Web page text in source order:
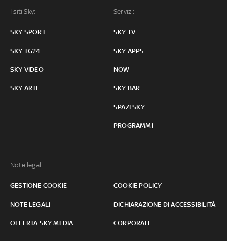
I siti Sky:
SKY SPORT
SKY TG24
SKY VIDEO
SKY ARTE
Servizi:
SKY TV
SKY APPS
NOW
SKY BAR
SPAZI SKY
PROGRAMMI
Note legali:
GESTIONE COOKIE COOKIE POLICY
NOTE LEGALI DICHIARAZIONE DI ACCESSIBILITÀ
OFFERTA SKY MEDIA CORPORATE